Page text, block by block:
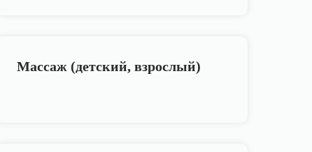
Массаж (детский, взрослый)